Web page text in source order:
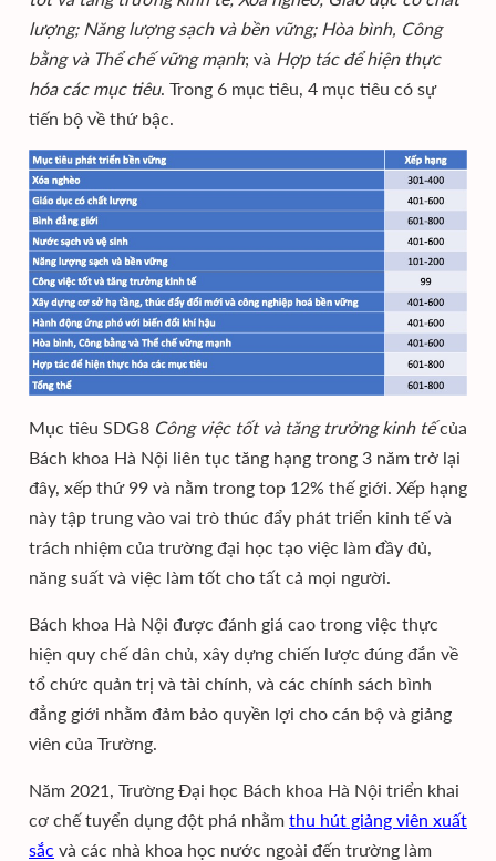
lượng; Năng lượng sạch và bền vững; Hòa bình, Công
bằng và Thể chế vững mạnh; và Hợp tác để hiện thực
hóa các mục tiêu. Trong 6 mục tiêu, 4 mục tiêu có sự
tiến bộ về thứ bậc.
Mục tiêu SDG8 Công việc tốt và tăng trưởng kinh tếcủa
Bách khoa Hà Nội liên tục tăng hạng trong 3 năm trở lại
đây, xếp thứ 99 và nằm trong top 12% thế giới. Xếp hạng
này tập trung vào vai trò thúc đẩy phát triển kinh tế và
trách nhiệm của trường đại học tạo việc làm đầy đủ,
năng suất và việc làm tốt cho tất cả mọi người.
Bách khoa Hà Nội được đánh giá cao trong việc thực
hiện quy chế dân chủ, xây dựng chiến lược đúng đắn về
tổ chức quản trị và tài chính, và các chính sách bình
đẳng giới nhằm đảm bảo quyền lợi cho cán bộ và giảng
viên của Trường.
Năm 2021, Trường Đại học Bách khoa Hà Nội triển khai
cơ chế tuyển dụng đột phá nhằm thu hút giảng viên xuất
sắc và các nhà khoa học nước ngoài đến trường làm